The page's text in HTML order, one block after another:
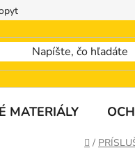
MATERIÁLY
Domov
/